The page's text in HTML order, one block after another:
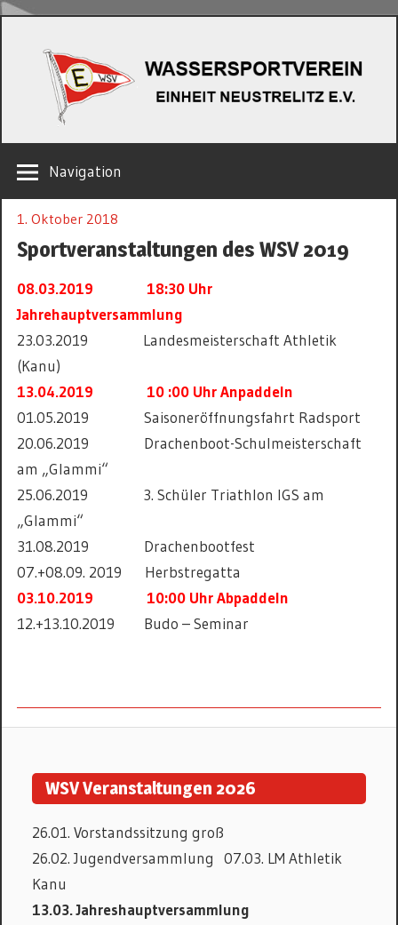
springen
NEUSTRELITZ
E.V.
Navigation
1. Oktober 2018
Sportveranstaltungen des WSV 2019
08.03.2019 18:30 Uhr
Jahrehauptversammlung
23.03.2019 Landesmeisterschaft Athletik
(Kanu)
13.04.2019 10 :00 Uhr Anpaddeln
01.05.2019 Saisoneröffnungsfahrt Radsport
20.06.2019 Drachenboot-Schulmeisterschaft
am „Glammi“
25.06.2019 3. Schüler Triathlon IGS am
„Glammi“
31.08.2019 Drachenbootfest
07.+08.09. 2019 Herbstregatta
03.10.2019 10:00 Uhr Abpaddeln
12.+13.10.2019 Budo – Seminar
TERMINE
WSV Veranstaltungen 2026
26.01. Vorstandssitzung groß
26.02. Jugendversammlung 07.03. LM Athletik
Kanu
13.03. Jahreshauptversammlung